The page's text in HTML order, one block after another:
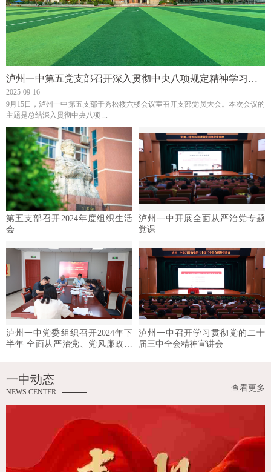
泸州一中第五党支部召开深入贯彻中央八项规定精神学习教育总结会
2025-09-16
9月15日，泸州一中第五支部于秀松楼六楼会议室召开支部党员大会。本次会议的
主题是总结深入贯彻中央八项 ...
第五支部召开2024年度组织生活
会
泸州一中开展全面从严治党专题
党课
泸州一中党委组织召开2024年下
半年 全面从严治党、党风廉政建
泸州一中召开学习贯彻党的二十
届三中全会精神宣讲会
一中动态
NEWS CENTER 查看更多